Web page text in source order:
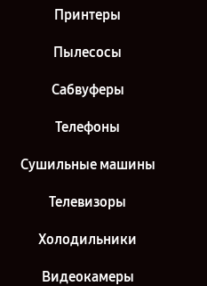
Принтеры
Пылесосы
Сабвуферы
Телефоны
Сушильные машины
Телевизоры
Холодильники
Видеокамеры